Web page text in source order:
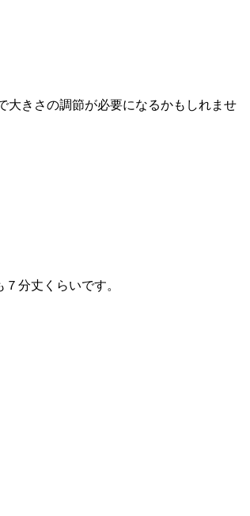
きさの調節が必要になるかもしれませ
分丈くらいです。